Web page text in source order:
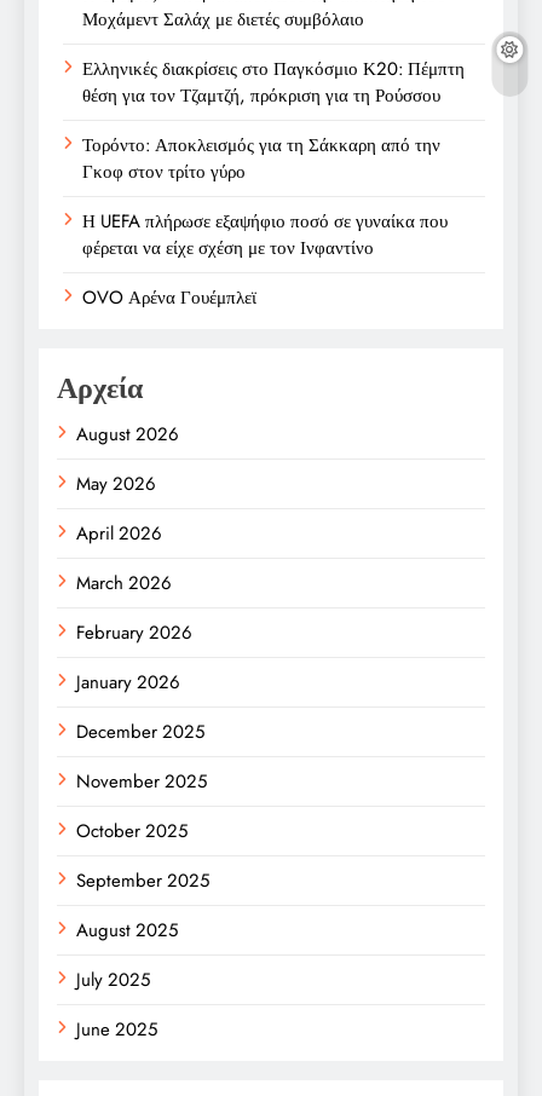
Μοχάμεντ Σαλάχ με διετές συμβόλαιο
Ελληνικές διακρίσεις στο Παγκόσμιο Κ20: Πέμπτη
θέση για τον Τζαμτζή, πρόκριση για τη Ρούσσου
Τορόντο: Αποκλεισμός για τη Σάκκαρη από την
Γκοφ στον τρίτο γύρο
Η UEFA πλήρωσε εξαψήφιο ποσό σε γυναίκα που
φέρεται να είχε σχέση με τον Ινφαντίνο
OVO Αρένα Γουέμπλεϊ
Αρχεία
August 2026
May 2026
April 2026
March 2026
February 2026
January 2026
December 2025
November 2025
October 2025
September 2025
August 2025
July 2025
June 2025